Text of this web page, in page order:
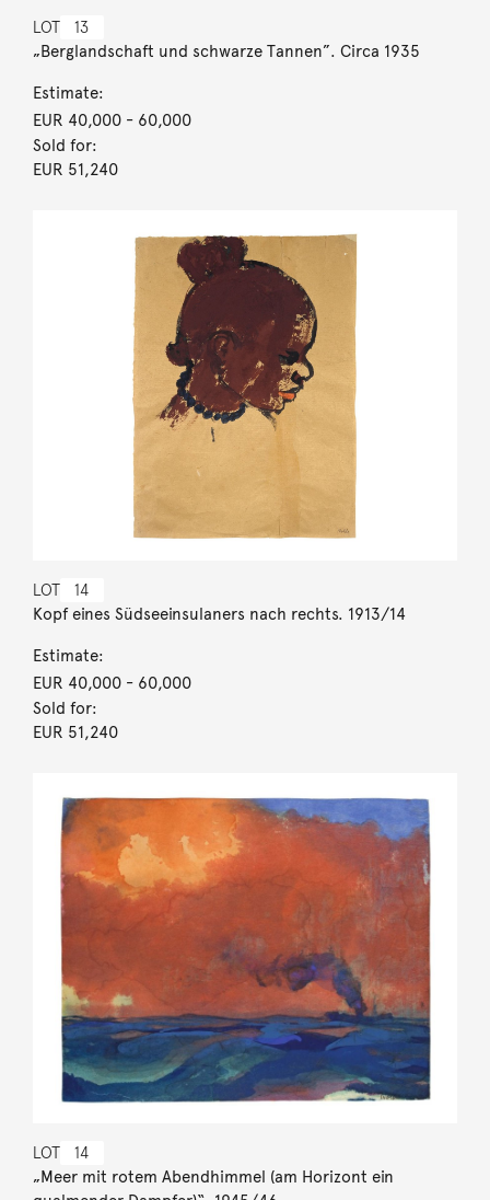
LOT 13
„Berglandschaft und schwarze Tannen”. Circa 1935
Estimate:
EUR 40,000- 60,000
Sold for:
EUR 51,240
LOT 14
Kopf eines Südseeinsulaners nach rechts. 1913/14
Estimate:
EUR 40,000- 60,000
Sold for:
EUR 51,240
LOT 14
„Meer mit rotem Abendhimmel (am Horizont ein